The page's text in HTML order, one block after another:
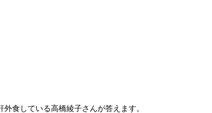
食している高橋綾子さんが答えます。